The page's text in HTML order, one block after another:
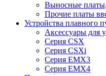
Выносные
Прочие платы
Устройства плавного
Аксессуары для
Серия CSX
Серия CSXi
Серия EMX3
Серия EMX4